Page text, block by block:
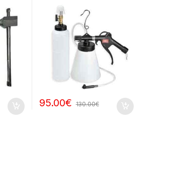
95.00€ 130.00€